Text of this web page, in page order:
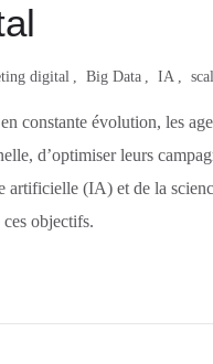
digital Big Data IA
constante évolution, les
d’optimiser leurs
(IA) et de la
objectifs.